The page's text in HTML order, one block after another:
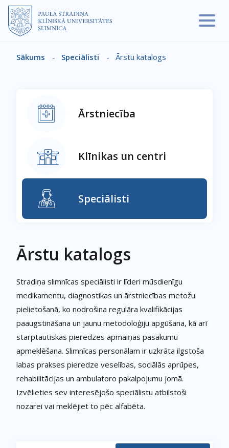
Pārlekt uz galveno saturu
Atpakaļceļš
Sākums - Speciālisti - Ārstu katalogs
Ārstniecība
Klīnikas un centri
Speciālisti
Ārstu katalogs
Stradiņa slimnīcas speciālisti ir līderi mūsdienīgu
medikamentu, diagnostikas un ārstniecības metožu
pielietošanā, ko nodrošina regulāra kvalifikācijas
paaugstināšana un jaunu metodoloģiju apgūšana, kā arī
starptautiskas pieredzes apmaiņas pasākumu
apmeklēšana. Slimnīcas personālam ir uzkrāta ilgstoša
labas prakses pieredze veselības, sociālās aprūpes,
rehabilitācijas un ambulatoro pakalpojumu jomā.
Izvēlieties sev interesējošo speciālistu atbilstoši
nozarei vai meklējiet to pēc alfabēta.